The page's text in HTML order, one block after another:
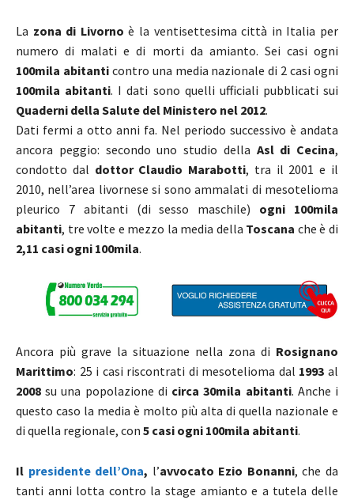
La zona di Livorno è la ventisettesima città in Italia per
numero di malati e di morti da amianto. Sei casi ogni
100mila abitanticontro una media nazionale di 2 casi ogni
100mila abitanti. I dati sono quelli ufficiali pubblicati sui
Quaderni della Salute del Ministero nel 2012.
Dati fermi a otto anni fa. Nel periodo successivo è andata
ancora peggio: secondo uno studio della Asl di Cecina,
condotto dal dottor Claudio Marabotti, tra il 2001 e il
2010, nell’area livornese si sono ammalati di mesotelioma
pleurico 7 abitanti (di sesso maschile) ogni 100mila
abitanti, tre volte e mezzo la media della Toscana che è di
2,11 casi ogni 100mila.
Ancora più grave la situazione nella zona di Rosignano
Marittimo: 25 i casi riscontrati di mesotelioma dal 1993 al
2008 su una popolazione di circa 30mila abitanti. Anche i
questo caso la media è molto più alta di quella nazionale e
di quella regionale, con 5 casi ogni 100mila abitanti.
Il presidente dell’Ona, l’avvocato Ezio Bonanni, che da
tanti anni lotta contro la stage amianto e a tutela delle